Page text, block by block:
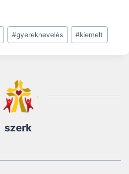
#gyereknevelés #kiemelt
szerk